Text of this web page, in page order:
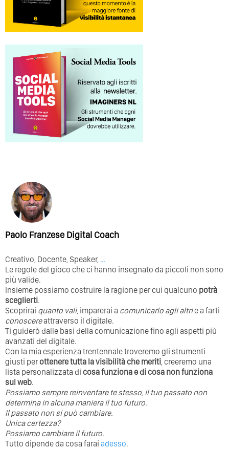
Paolo Franzese Digital Coach
Creativo, Docente, Speaker, …
Le regole del gioco che ci hanno insegnato da piccoli non sono
più valide.
Insieme possiamo costruire la ragione per cui qualcuno potrà
sceglierti.
Scoprirai quanto vali, imparerai a comunicarlo agli altrie a farti
conoscereattraverso il digitale.
Ti guiderò dalle basi della comunicazione fino agli aspetti più
avanzati del digitale.
Con la mia esperienza trentennale troveremo gli strumenti
giusti perottenere tutta la visibilità che meriti, creeremo una
lista personalizzata di cosa funziona e di cosa non funziona
sul web.
Possiamo sempre reinventare te stesso, il tuo passato non
determina in alcuna maniera il tuo futuro. ⁣
⁣Il passato non si può cambiare.
Unica certezza?
Possiamo cambiare il futuro.
Tutto dipende da cosa farai adesso.